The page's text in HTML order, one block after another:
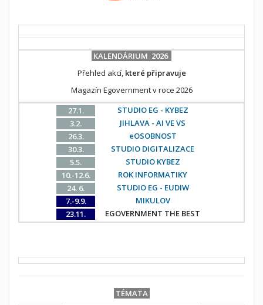
KALENDÁRIUM 2026
Přehled akcí, které připravuje
Magazín Egovernment v roce 2026
27.1.
STUDIO EG - KYBEZ
3.2.
JIHLAVA - AI VE VS
26.3.
eOSOBNOST
30.3.
STUDIO DIGITALIZACE
5.5.
STUDIO KYBEZ
10.-12.6.
ROK INFORMATIKY
24. 6.
STUDIO EG - EUDIW
7.-9.9.
MIKULOV
23.11.
EGOVERNMENT THE BEST
TÉMATA